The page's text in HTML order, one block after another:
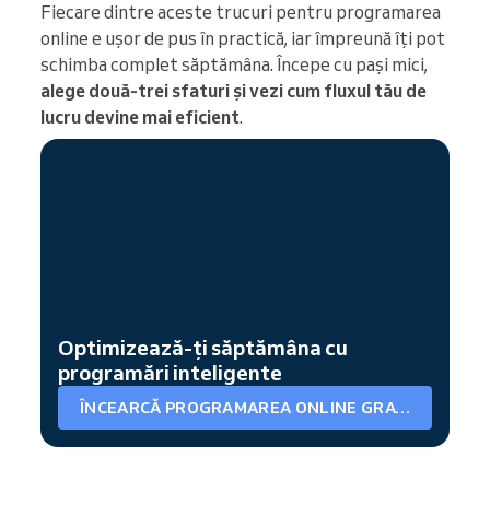
Fiecare dintre aceste trucuri pentru programarea
online e ușor de pus în practică, iar împreună îți pot
schimba complet săptămâna. Începe cu pași mici,
alege două-trei sfaturi și vezi cum fluxul tău de
lucru devine mai eficient.
Optimizează-ți săptămâna cu
programări inteligente
ÎNCEARCĂ PROGRAMAREA ONLINE GRATUIT